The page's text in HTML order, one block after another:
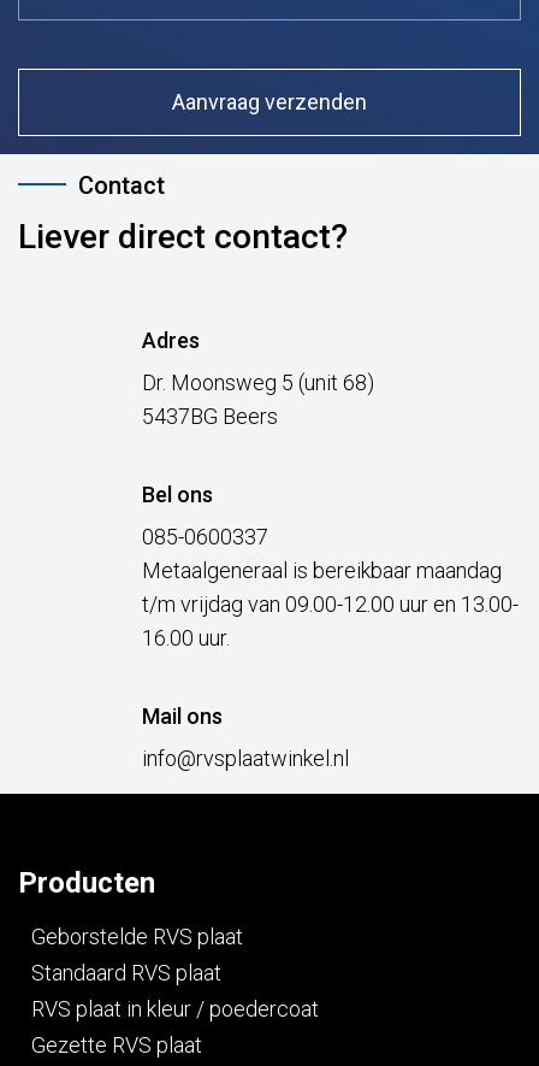
Liever direct contact?
Adres
Dr. Moonsweg 5 (unit 68)
5437BG Beers
Bel ons
085-0600337
Metaalgeneraal is bereikbaar maandag
t/m vrijdag van 09.00-12.00 uur en 13.00-
16.00 uur.
Mail ons
info@rvsplaatwinkel.nl
Producten
Geborstelde RVS plaat
Standaard RVS plaat
RVS plaat in kleur / poedercoat
Gezette RVS plaat